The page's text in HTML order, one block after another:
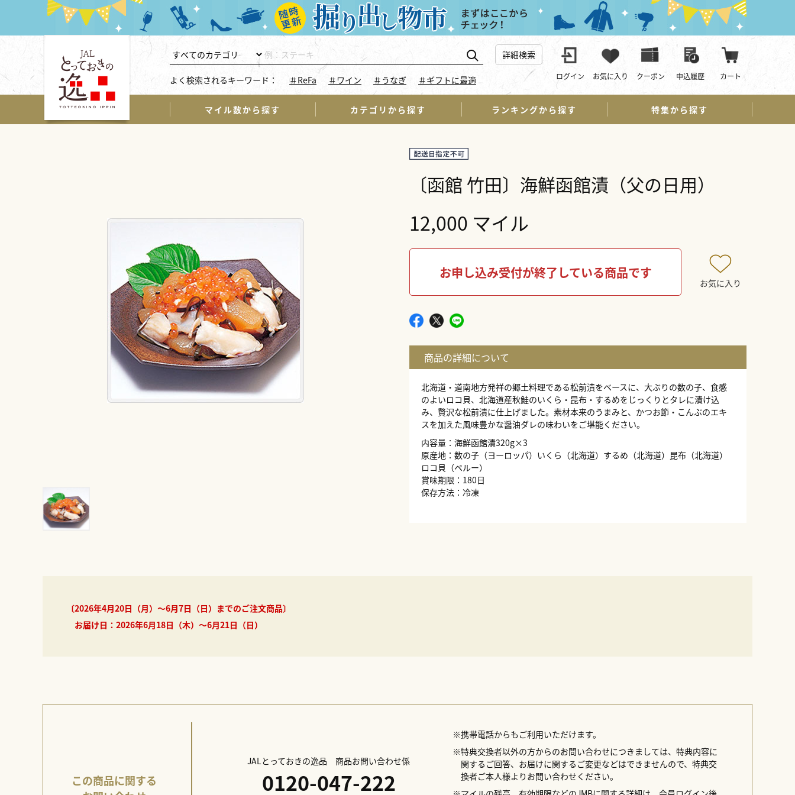
詳細検索
よく検索されるキーワード： ＃ReFa ＃ワイン ＃うなぎ ＃ギフトに最適 ログイン お気に入り クーポン 申込履歴 カート
マイル数から探す カテゴリから探す ランキングから探す 特集から探す
〔函館 竹田〕海鮮函館漬（父の日用）
12,000 マイル
お申し込み受付が終了している商品です
お気に入り
北海道・道南地方発祥の郷土料理である松前漬をベースに、大ぶりの数の子、食感
のよいロコ貝、北海道産秋鮭のいくら・昆布・するめをじっくりとタレに漬け込
み、贅沢な松前漬に仕上げました。素材本来のうまみと、かつお節・こんぶのエキ
スを加えた風味豊かな醤油ダレの味わいをご堪能ください。
内容量：海鮮函館漬320g×3
原産地：数の子（ヨーロッパ）いくら（北海道）するめ（北海道）昆布（北海道）
ロコ貝（ペルー）
賞味期限：180日
保存方法：冷凍
〔2026年4月20日（月）～6月7日（日）までのご注文商品〕
お届け日：2026年6月18日（木）～6月21日（日）
この商品に関する
JALとっておきの逸品 商品お問い合わせ係
0120-047-222
※携帯電話からもご利用いただけます。
※特典交換者以外の方からのお問い合わせにつきましては、特典内容に
関するご回答、お届けに関するご変更などはできませんので、特典交
換者ご本人様よりお問い合わせください。